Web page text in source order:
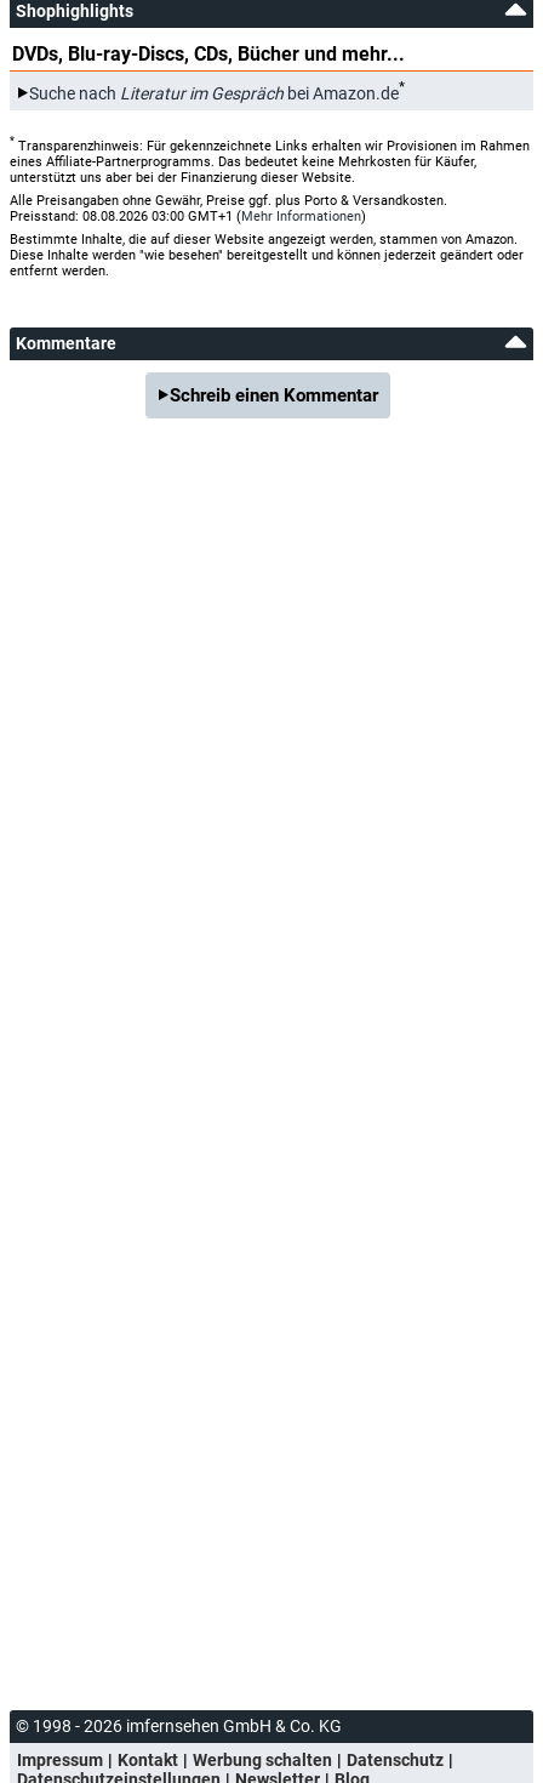
Shophighlights
DVDs, Blu-ray-Discs, CDs, Bücher und mehr...
Suche nach Literatur im Gespräch bei Amazon.de*
* Transparenzhinweis: Für gekennzeichnete Links erhalten wir Provisionen im Rahmen
eines Affiliate-Partnerprogramms. Das bedeutet keine Mehrkosten für Käufer,
unterstützt uns aber bei der Finanzierung dieser Website.
Alle Preisangaben ohne Gewähr, Preise ggf. plus Porto & Versandkosten.
Preisstand: 08.08.2026 03:00 GMT+1 (Mehr Informationen)
Bestimmte Inhalte, die auf dieser Website angezeigt werden, stammen von Amazon.
Diese Inhalte werden "wie besehen" bereitgestellt und können jederzeit geändert oder
entfernt werden.
Kommentare
Schreib einen Kommentar
© 1998 - 2026 imfernsehen GmbH & Co. KG
Impressum
Kontakt Werbung schalten
Datenschutz